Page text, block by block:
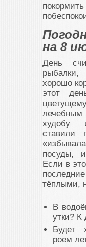
на 8
День
хорошо
этот
худобу
ставили
посуды,
Если в
тёплыми,
В
утки?
Будет
роем